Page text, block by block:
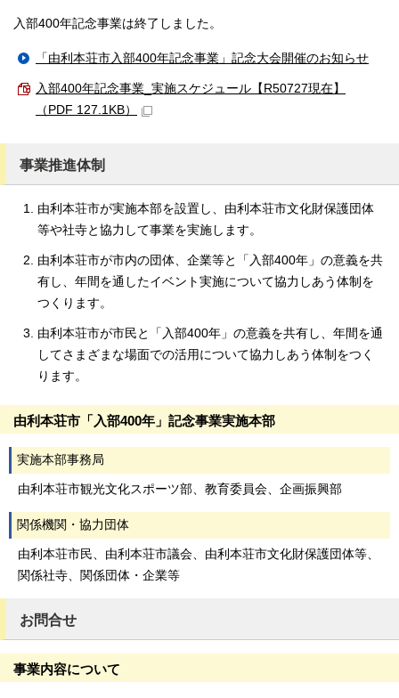
入部400年記念事業は終了しました。
「由利本荘市入部400年記念事業」記念大会開催のお知らせ
入部400年記念事業_実施スケジュール【R50727現在】
（PDF 127.1KB）
事業推進体制
由利本荘市が実施本部を設置し、由利本荘市文化財保護団体
等や社寺と協力して事業を実施します。
由利本荘市が市内の団体、企業等と「入部400年」の意義を共
有し、年間を通したイベント実施について協力しあう体制を
つくります。
由利本荘市が市民と「入部400年」の意義を共有し、年間を通
してさまざまな場面での活用について協力しあう体制をつく
ります。
由利本荘市「入部400年」記念事業実施本部
実施本部事務局
由利本荘市観光文化スポーツ部、教育委員会、企画振興部
関係機関・協力団体
由利本荘市民、由利本荘市議会、由利本荘市文化財保護団体等、
関係社寺、関係団体・企業等
お問合せ
事業内容について